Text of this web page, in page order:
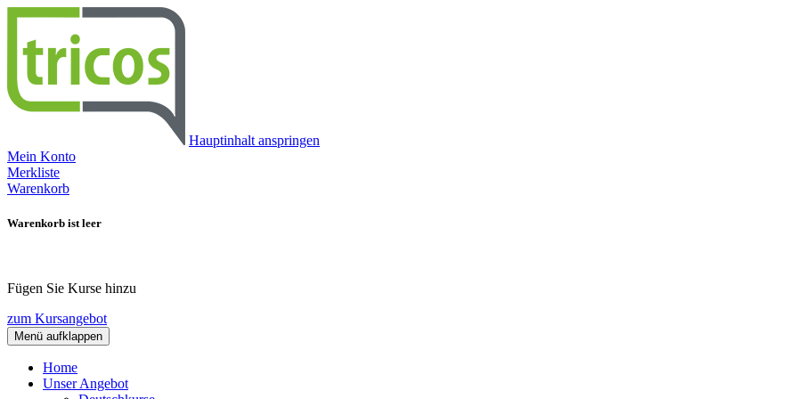
Hauptinhalt anspringen
Mein Konto
Merkliste
Warenkorb
Warenkorb ist leer
Fügen Sie Kurse hinzu
zum Kursangebot
Menü aufklappen
Home
Unser Angebot